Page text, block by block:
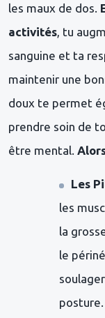
les maux de dos.
activités , tu
sanguine et ta
maintenir une
doux te permet
prendre soin de
être mental.
Les
les
la
le